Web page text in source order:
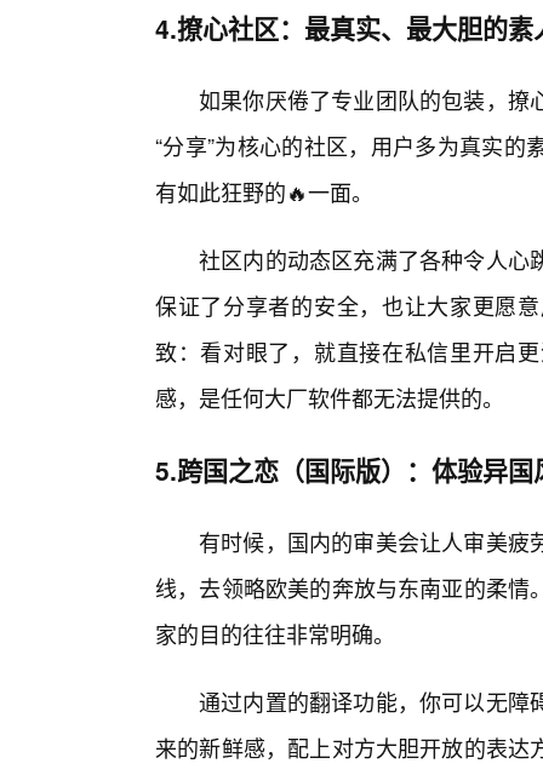
4.撩心社区：最真实、最大胆的素
如果你厌倦了专业团队的包装，撩
“分享”为核心的社区，用户多为真实
有如此狂野的🔥一面。
社区内的动态区充满了各种令人心
保证了分享者的安全，也让大家更愿
致：看对眼了，就直接在私信里开启
感，是任何大厂软件都无法提供的。
5.跨国之恋（国际版）：体验异国
有时候，国内的审美会让人审美
线，去领略欧美的奔放与东南亚的柔
家的目的往往非常明确。
通过内置的翻译功能，你可以无障
来的新鲜感，配上对方大胆开放的表